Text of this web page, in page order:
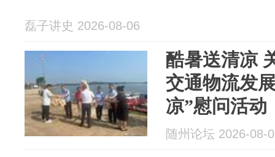
磊子讲史 2026-08-06
酷暑送清凉
交通物流发
凉”慰问活动
随州论坛 2026-08-